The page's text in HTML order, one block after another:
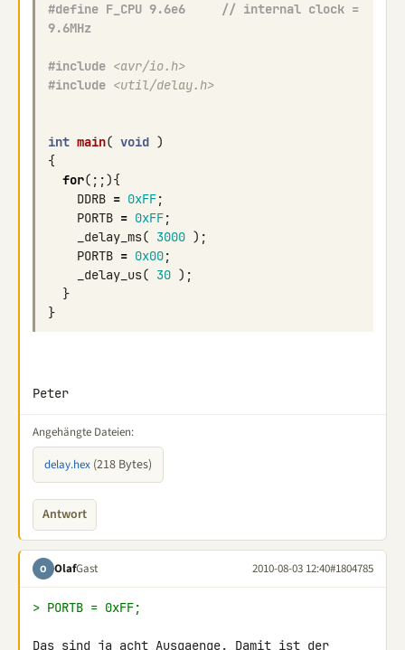
#define F_CPU 9.6e6     // internal clock =
9.6MHz
#include <avr/io.h>
#include <util/delay.h>
int main( void )
{
for(;;){
DDRB = 0xFF;
PORTB = 0xFF;
_delay_ms( 3000 );
PORTB = 0x00;
_delay_us( 30 );
}
}
Peter
Angehängte Dateien:
delay.hex (218 Bytes)
Antwort
O OlafGast 2010-08-03 12:40#1804785
> PORTB = 0xFF;
Das sind ja acht Ausgaenge. Damit ist der